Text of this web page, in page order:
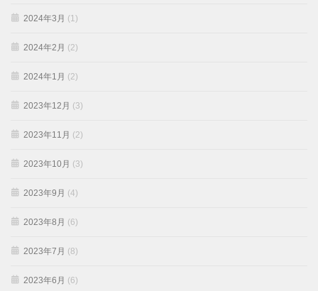
2024年3月 (1)
2024年2月 (2)
2024年1月 (2)
2023年12月 (3)
2023年11月 (2)
2023年10月 (3)
2023年9月 (4)
2023年8月 (6)
2023年7月 (8)
2023年6月 (6)